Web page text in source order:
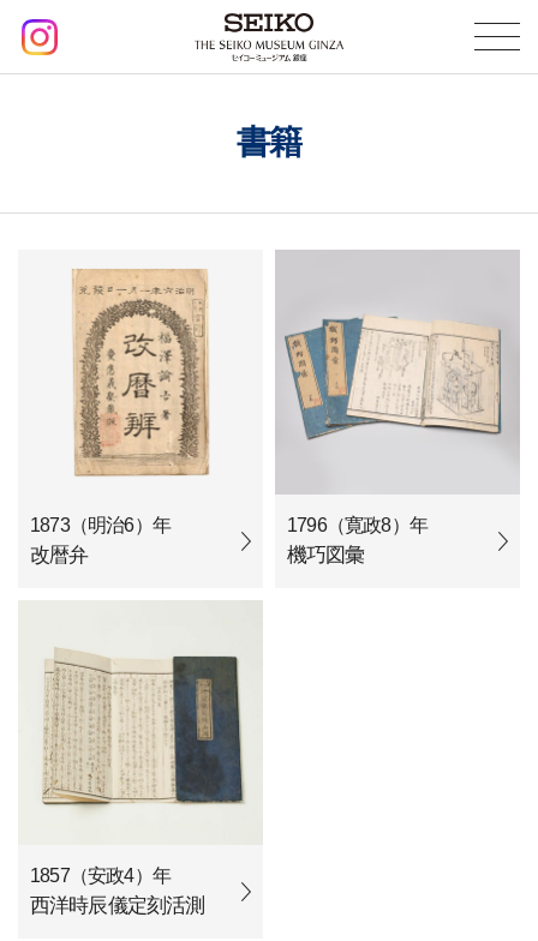
書籍
1873（明治6）年
改暦弁
1796（寛政8）年
機巧図彙
1857（安政4）年
西洋時辰儀定刻活測